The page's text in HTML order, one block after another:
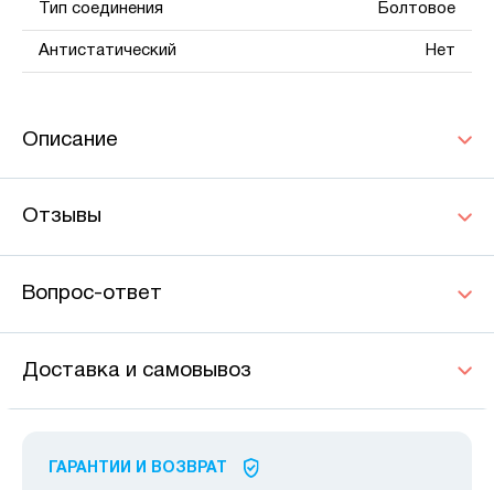
Тип соединения Болтовое
Антистатический Нет
Описание
Отзывы
Вопрос-ответ
Доставка и самовывоз
ГАРАНТИИ И ВОЗВРАТ